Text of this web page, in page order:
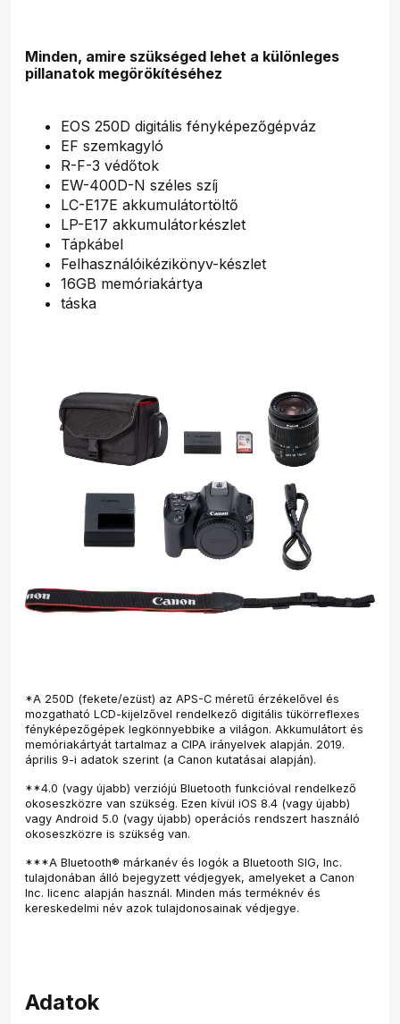
Minden, amire szükséged lehet a különleges
pillanatok megörökítéséhez
EOS 250D digitális fényképezőgépváz
EF szemkagyló
R-F-3 védőtok
EW-400D-N széles szíj
LC-E17E akkumulátortöltő
LP-E17 akkumulátorkészlet
Tápkábel
Felhasználóikézikönyv-készlet
16GB memóriakártya
táska
*A 250D (fekete/ezüst) az APS-C méretű érzékelővel és
mozgatható LCD-kijelzővel rendelkező digitális tükörreflexes
fényképezőgépek legkönnyebbike a világon. Akkumulátort és
memóriakártyát tartalmaz a CIPA irányelvek alapján. 2019.
április 9-i adatok szerint (a Canon kutatásai alapján).
**4.0 (vagy újabb) verziójú Bluetooth funkcióval rendelkező
okoseszközre van szükség. Ezen kívül iOS 8.4 (vagy újabb)
vagy Android 5.0 (vagy újabb) operációs rendszert használó
okoseszközre is szükség van.
***A Bluetooth® márkanév és logók a Bluetooth SIG, Inc.
tulajdonában álló bejegyzett védjegyek, amelyeket a Canon
Inc. licenc alapján használ. Minden más terméknév és
kereskedelmi név azok tulajdonosainak védjegye.
Adatok